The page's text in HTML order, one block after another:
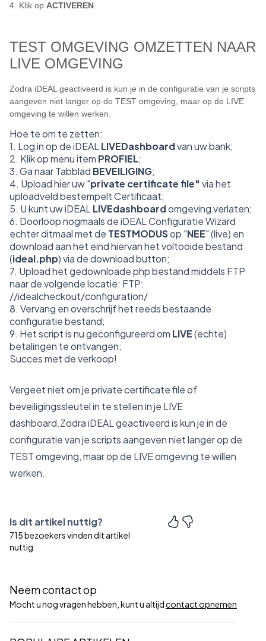
4. Klik op ACTIVEREN
TEST OMGEVING OMZETTEN NAAR
LIVE OMGEVING
Zodra iDEAL geactiveerd is kun je in de configuratie van je scripts
aangeven niet langer op de TEST omgeving, maar op de LIVE
omgeving te willen werken.
Hoe te om te zetten:
1. Log in op de iDEAL LIVEDashboardvan uw bank;
2. Klik op menu item PROFIEL;
3. Ga naar Tabblad BEVEILIGING;
4. Upload hier uw "private certificate file" via het
uploadveld bestempelt Certificaat;
5. U kunt uw iDEAL LIVEdashboardomgeving verlaten;
6. Doorloop nogmaals de iDEAL Configuratie Wizard
echter ditmaal met de TESTMODUSop "NEE" (live) en
download aan het eind hiervan het voltooide bestand
(ideal.php) via de download button;
7. Upload het gedownloade php bestand middels FTP
naar de volgende locatie: FTP:
//idealcheckout/configuration/
8. Vervang en overschrijf het reeds bestaande
configuratie bestand;
9. Het script is nu geconfigureerd om LIVE(echte)
betalingen te ontvangen;
Succes met de verkoop!
Vergeet niet om je private certificate file of
beveiligingssleutel in te stellen in je LIVE
dashboard.Zodra iDEAL geactiveerd is kun je in de
configuratie van je scripts aangeven niet langer op de
TEST omgeving, maar op de LIVE omgeving te willen
werken.
Is dit artikel nuttig?
715 bezoekers vinden dit artikel
nuttig
Neem contact op
Mocht u nog vragen hebben, kunt u altijdcontact opnemen